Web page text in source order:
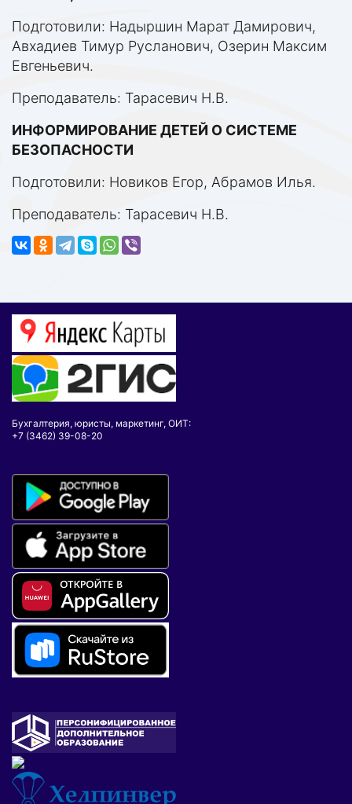
Подготовили: Надыршин Марат Дамирович,
Авхадиев Тимур Русланович, Озерин Максим
Евгеньевич.
Преподаватель: Тарасевич Н.В.
ИНФОРМИРОВАНИЕ ДЕТЕЙ О СИСТЕМЕ
БЕЗОПАСНОСТИ
Подготовили: Новиков Егор, Абрамов Илья.
Преподаватель: Тарасевич Н.В.
Бухгалтерия, юристы, маркетинг, ОИТ:
+7 (3462) 39-08-20